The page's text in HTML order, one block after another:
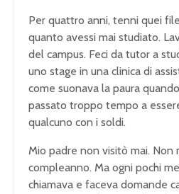
Per quattro anni, tenni quei
quanto avessi mai studiato.
del campus. Feci da tutor a
uno stage in una clinica di
come suonava la paura
passato troppo tempo a
qualcuno con i soldi.
Mio padre non visitò mai. Non
compleanno. Ma ogni pochi
chiamava e faceva domande